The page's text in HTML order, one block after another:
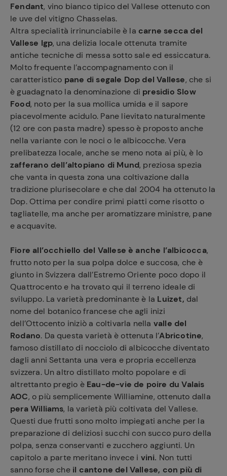
Fendant, vino bianco tipico del Vallese ottenuto con
le uve del vitigno Chasselas.
Altra specialità irrinunciabile è la carne secca del
Vallese Igp, una delizia locale ottenuta tramite
antiche tecniche di messa sotto sale ed essiccatura.
Molto frequente l’accompagnamento con il
caratteristico pane di segale Dop del Vallese, che si
è guadagnato la denominazione di presidio Slow
Food, noto per la sua mollica umida e il sapore
piacevolmente acidulo. Pane lievitato naturalmente
(12 ore con pasta madre) spesso è proposto anche
nella variante con le noci o le albicocche. Vera
prelibatezza locale, anche se meno nota ai più, è lo
zafferano dell’altopiano di Mund, preziosa spezia
che vanta in questa zona una coltivazione dalla
tradizione plurisecolare e che dal 2004 ha ottenuto la
Dop. Ottima per condire primi piatti come risotto o
tagliatelle, ma anche per aromatizzare ministre, pane
e acquavite.
Fiore all’occhiello del Vallese è anche l’albicocca,
frutto noto per la sua polpa dolce e succosa, che è
giunto in Svizzera dall’Estremo Oriente poco dopo il
Quattrocento e ha trovato qui il terreno ideale di
sviluppo. La varietà predominante è la Luizet, dal
nome del botanico francese che agli inizi
dell’Ottocento iniziò a coltivarla nella valle del
Rodano. Da questa varietà è ottenuta l’Abricotine,
famoso distillato di nocciolo di albicocche diventato
dagli anni Settanta una vera e propria eccellenza
svizzera. Un altro distillato molto popolare e di
altrettanto pregio è Eau-de-vie de poire du Valais
AOC, o più semplicemente Williamine, ottenuto dalla
pera Williams, la varietà più coltivata del Vallese.
Questi due frutti sono molto impiegati anche per la
preparazione di deliziosi succhi con succo puro della
polpa, senza conservanti e zucchero aggiunti. Un
capitolo a parte meritano invece i vini. Non tutti
sanno forse che il cantone del Vallese, con più di